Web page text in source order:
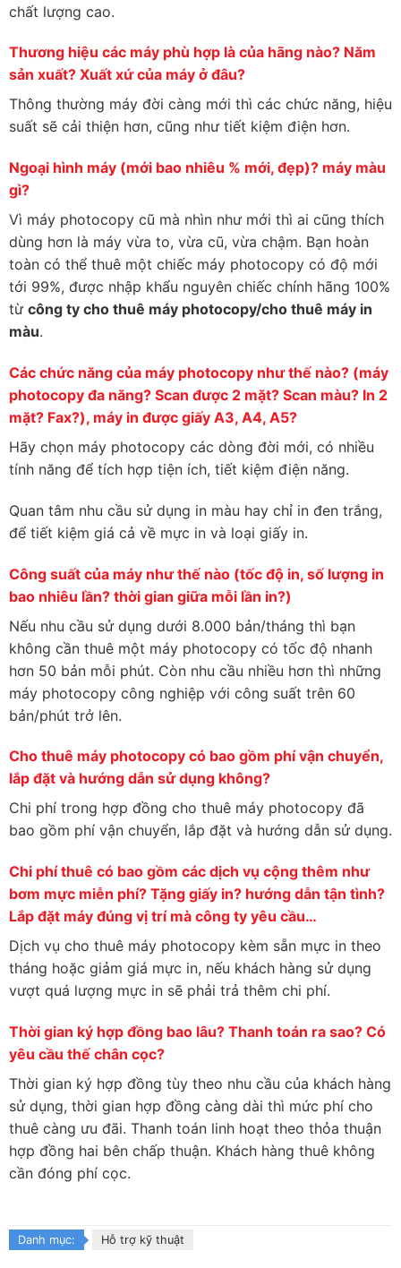
chất lượng cao.
Thương hiệu các máy phù hợp là của hãng nào? Năm
sản xuất? Xuất xứ của máy ở đâu?
Thông thường máy đời càng mới thì các chức năng, hiệu
suất sẽ cải thiện hơn, cũng như tiết kiệm điện hơn.
Ngoại hình máy (mới bao nhiêu % mới, đẹp)? máy màu
gì?
Vì máy photocopy cũ mà nhìn như mới thì ai cũng thích
dùng hơn là máy vừa to, vừa cũ, vừa chậm. Bạn hoàn
toàn có thể thuê một chiếc máy photocopy có độ mới
tới 99%, được nhập khẩu nguyên chiếc chính hãng 100%
từ công ty cho thuê máy photocopy/cho thuê máy in
màu.
Các chức năng của máy photocopy như thế nào? (máy
photocopy đa năng? Scan được 2 mặt? Scan màu? In 2
mặt? Fax?), máy in được giấy A3, A4, A5?
Hãy chọn máy photocopy các dòng đời mới, có nhiều
tính năng để tích hợp tiện ích, tiết kiệm điện năng.
Quan tâm nhu cầu sử dụng in màu hay chỉ in đen trắng,
để tiết kiệm giá cả về mực in và loại giấy in.
Công suất của máy như thế nào (tốc độ in, số lượng in
bao nhiêu lần? thời gian giữa mỗi lần in?)
Nếu nhu cầu sử dụng dưới 8.000 bản/tháng thì bạn
không cần thuê một máy photocopy có tốc độ nhanh
hơn 50 bản mỗi phút. Còn nhu cầu nhiều hơn thì những
máy photocopy công nghiệp với công suất trên 60
bản/phút trở lên.
Cho thuê máy photocopy có bao gồm phí vận chuyển,
lắp đặt và hướng dẫn sử dụng không?
Chi phí trong hợp đồng cho thuê máy photocopy đã
bao gồm phí vận chuyển, lắp đặt và hướng dẫn sử dụng.
Chi phí thuê có bao gồm các dịch vụ cộng thêm như
bơm mực miễn phí? Tặng giấy in? hướng dẫn tận tình?
Lắp đặt máy đúng vị trí mà công ty yêu cầu…
Dịch vụ cho thuê máy photocopy kèm sẵn mực in theo
tháng hoặc giảm giá mực in, nếu khách hàng sử dụng
vượt quá lượng mực in sẽ phải trả thêm chi phí.
Thời gian ký hợp đồng bao lâu? Thanh toán ra sao? Có
yêu cầu thế chân cọc?
Thời gian ký hợp đồng tùy theo nhu cầu của khách hàng
sử dụng, thời gian hợp đồng càng dài thì mức phí cho
thuê càng ưu đãi. Thanh toán linh hoạt theo thỏa thuận
hợp đồng hai bên chấp thuận. Khách hàng thuê không
cần đóng phí cọc.
Danh mục: Hỗ trợ kỹ thuật